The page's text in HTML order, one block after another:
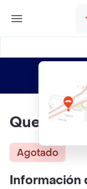
Queso 7
Agotado
Información